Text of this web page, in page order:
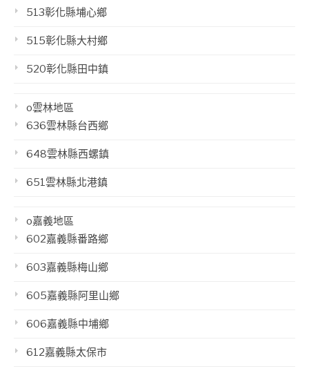
513彰化縣埔心鄉
515彰化縣大村鄉
520彰化縣田中鎮
o雲林地區
636雲林縣台西鄉
648雲林縣西螺鎮
651雲林縣北港鎮
o嘉義地區
602嘉義縣番路鄉
603嘉義縣梅山鄉
605嘉義縣阿里山鄉
606嘉義縣中埔鄉
612嘉義縣太保市